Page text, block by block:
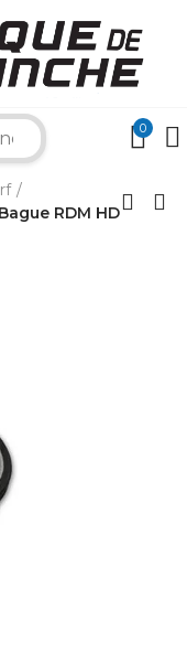
0
RDM HD
×
?